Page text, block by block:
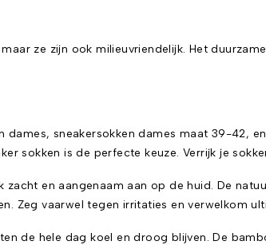
ze zijn ook milieuvriendelijk. Het
sneakersokken dames maat 39-42,
sokken is de perfecte keuze. Verrijk je
en aangenaam aan op de huid. De
Zeg vaarwel tegen irritaties en verwelkom
de hele dag koel en droog blijven. De